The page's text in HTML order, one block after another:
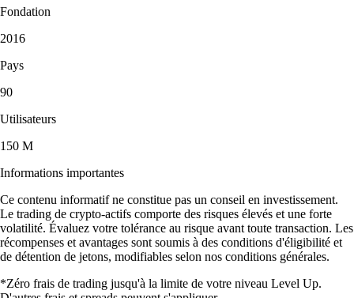
Fondation
2016
Pays
90
Utilisateurs
150 M
Informations importantes
Ce contenu informatif ne constitue pas un conseil en investissement.
Le trading de crypto-actifs comporte des risques élevés et une forte
volatilité. Évaluez votre tolérance au risque avant toute transaction. Les
récompenses et avantages sont soumis à des conditions d'éligibilité et
de détention de jetons, modifiables selon nos conditions générales.
*Zéro frais de trading jusqu'à la limite de votre niveau Level Up.